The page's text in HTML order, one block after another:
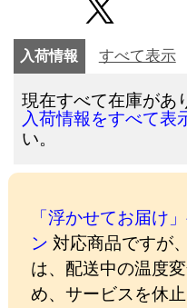
入荷情報 すべて表示
現在すべて在庫があ
入荷情報をすべて表
い。
「浮かせてお届け
ン 対応商品ですが
は、配送中の温度
め、サービスを休止